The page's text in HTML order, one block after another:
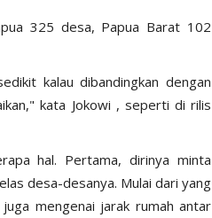
325 desa, Papua Barat 102
kalau dibandingkan dengan
kata Jokowi , seperti di rilis
hal. Pertama, dirinya minta
desa-desanya. Mulai dari yang
mengenai jarak rumah antar